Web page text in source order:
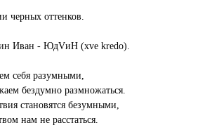
черных оттенков.
Иван - ЮдVиН (xve kredo).
себя разумными,
бездумно размножаться.
становятся безумными,
нам не расстаться.